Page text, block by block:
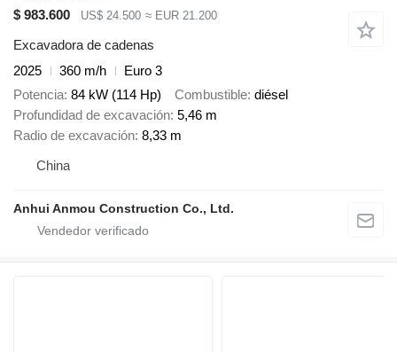
$ 983.600
US$ 24.500 ≈ EUR 21.200
Excavadora de cadenas
2025
360 m/h
Euro 3
Potencia 84 kW (114 Hp) Combustible diésel
Profundidad de excavación 5,46 m
Radio de excavación 8,33 m
China
Anhui Anmou Construction Co., Ltd.